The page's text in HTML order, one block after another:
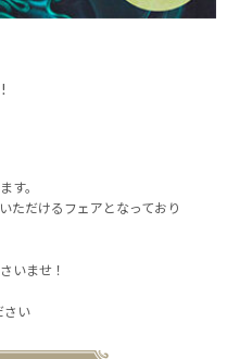
す。
ただけるフェアとなっており
いませ！
さい